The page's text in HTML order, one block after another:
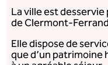
La ville est desservie
de Clermont-
Elle dispose de
que d’un